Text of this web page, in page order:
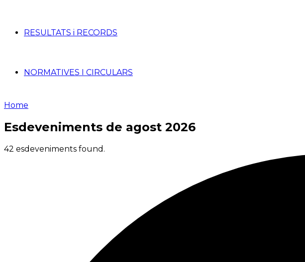
RESULTATS i RECORDS
NORMATIVES I CIRCULARS
Home
Esdeveniments de agost 2026
42 esdeveniments found.